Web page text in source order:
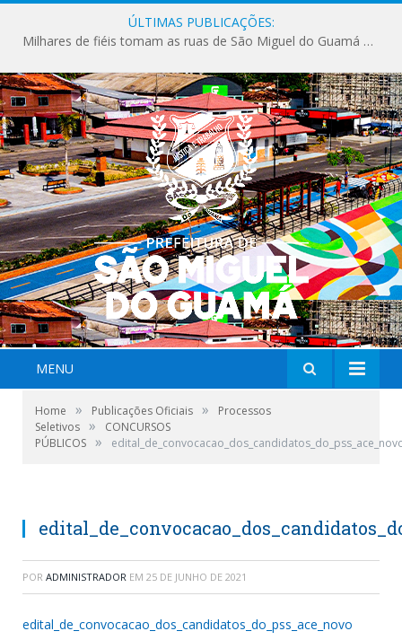
ÚLTIMAS PUBLICAÇÕES:
Milhares de fiéis tomam as ruas de São Miguel do Guamá em uma grande celebração de fé na Marcha para Jesus 2026.
MENU
Home » Publicações Oficiais »
Processos
Seletivos »
CONCURSOS
PÚBLICOS »
POR ADMINISTRADOR EM 25 DE JUNHO DE 2021
edital_de_convocacao_dos_candidatos_do_pss_ace_novo